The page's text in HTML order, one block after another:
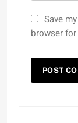
Save
browser